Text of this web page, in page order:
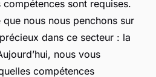
et
?
sont requises.
que nous nous penchons sur
dans ce secteur : la
nous vous
compétences